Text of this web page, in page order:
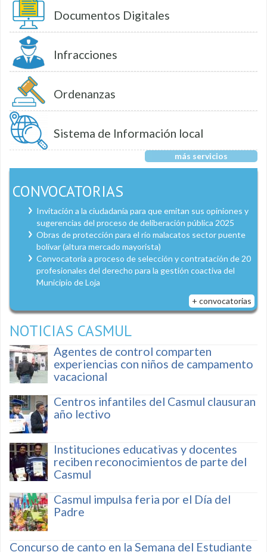
Documentos Digitales
Infracciones
Ordenanzas
Sistema de Información local
más servicios
CONVOCATORIAS
Invitación a la ciudadanía para que emitan sus opiniones y
sugerencias del proceso de deliberación pública 2025
Obras de protección para el río malacatos sector puente
bolívar (altura mercado mayorista)
Convocatoria a proceso de selección y contratación de 20
profesionales del derecho para la gestión coactiva del
Municipio de Loja
+ convocatorias
NOTICIAS CASMUL
Agentes de control comparten
experiencias con niños de campamento
vacacional
Centros infantiles del Casmul clausuran
año lectivo
Instituciones educativas y docentes
reciben reconocimientos de parte del
Casmul
Casmul impulsa feria por el Día del
Padre
Concurso de canto en la Semana del Estudiante